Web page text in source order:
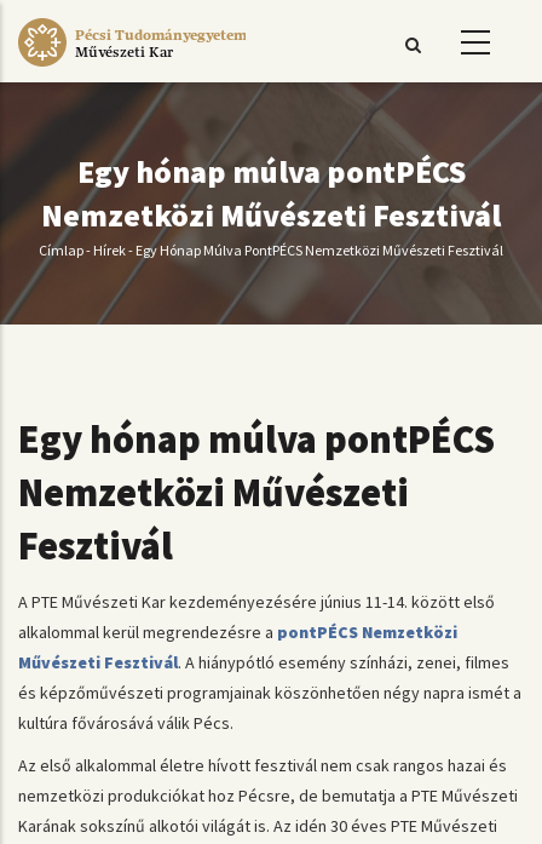
Ugrás
Pécsi Tudományegyetem
Művészeti Kar
Egy hónap múlva pontPÉCS
Nemzetközi Művészeti Fesztivál
Morzsa
Címlap- Hírek- Egy Hónap Múlva PontPÉCS Nemzetközi Művészeti Fesztivál
Egy hónap múlva pontPÉCS
Nemzetközi Művészeti
Fesztivál
A PTE Művészeti Kar kezdeményezésére június 11-14. között első
alkalommal kerül megrendezésre a pontPÉCS Nemzetközi
Művészeti Fesztivál. A hiánypótló esemény színházi, zenei, filmes
és képzőművészeti programjainak köszönhetően négy napra ismét a
kultúra fővárosává válik Pécs.
Az első alkalommal életre hívott fesztivál nem csak rangos hazai és
nemzetközi produkciókat hoz Pécsre, de bemutatja a PTE Művészeti
Karának sokszínű alkotói világát is. Az idén 30 éves PTE Művészeti